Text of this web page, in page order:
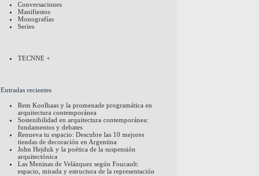
Conversaciones
Manifiestos
Monografías
Series
TECNNE +
Entradas recientes
Rem Koolhaas y la promenade programática en
arquitectura contemporánea
Sostenibilidad en arquitectura contemporánea:
fundamentos y debates
Renueva tu espacio: Descubre las 10 mejores
tiendas de decoración en Argentina
John Hejduk y la poética de la suspensión
arquitectónica
Las Meninas de Velázquez según Foucault:
espacio, mirada y estructura de la representación